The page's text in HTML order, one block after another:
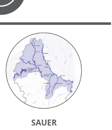
SAUER